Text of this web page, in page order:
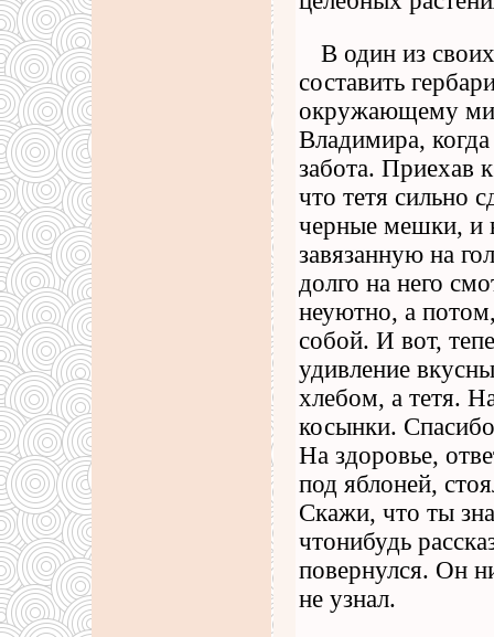
В один из
составить
окружающему
Владимира, когда
забота. Приехав
что тетя сильно
черные мешки, и
завязанную на
долго на него
неуютно, а
собой. И вот,
удивление
хлебом, а тетя.
косынки.
На здоровье,
под яблоней,
Скажи, что ты
чтонибудь
повернулся. Он
не узнал.